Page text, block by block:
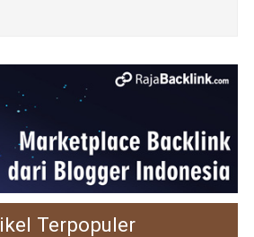
Terpopuler